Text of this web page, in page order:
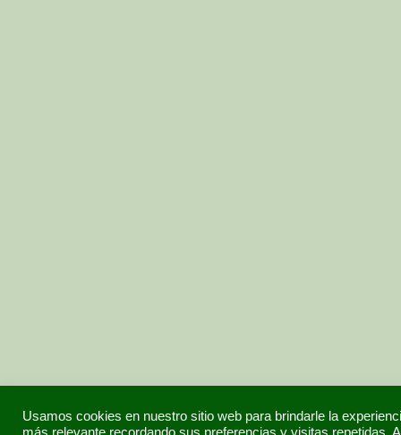
Usamos cookies en nuestro sitio web para brindarle la